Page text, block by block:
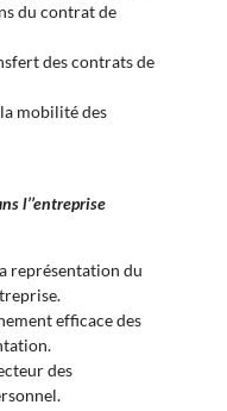
du contrat de
des contrats de
mobilité des
l’’entreprise
représentation du
efficace des
des